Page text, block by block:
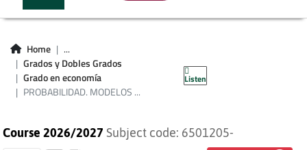
Home
...
Grados y Dobles Grados
Grado en economía
PROBABILIDAD. MODELOS ...
Listen
PROBABILIDAD.
MODELOS
PROBABILÍSTICOS
Course 2026/2027 Subject code: 6501205-